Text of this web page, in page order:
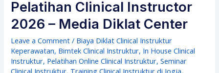
Pelatihan Clinical Instructor
2026 – Media Diklat Center
Leave a Comment / Biaya Diklat Clinical Instruktur
Keperawatan, Bimtek Clinical Instruktur, In House Clinical
Instruktur, Pelatihan Online Clinical Instruktur,Seminar
Clinical Instruktur, Training Clinical Instruktur di Jogja,